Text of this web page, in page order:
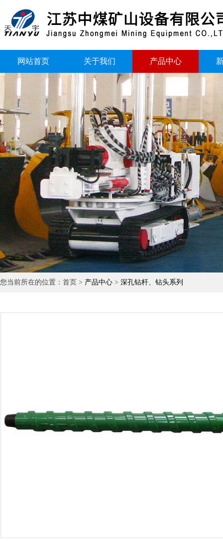
网站首页 关于我们 产品中心
您当前所在的位置：首页 > 产品中心 > 深孔钻杆、钻头系列